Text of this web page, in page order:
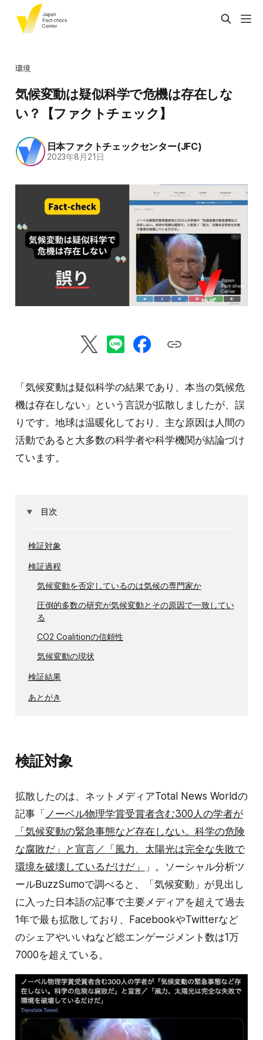
環境
気候変動は疑似科学で危機は存在しな
い？【ファクトチェック】
日本ファクトチェックセンター(JFC)
2023年8月21日
「気候変動は疑似科学の結果であり、本当の気候危
機は存在しない」という言説が拡散しましたが、誤
りです。地球は温暖化しており、主な原因は人間の
活動であると大多数の科学者や科学機関が結論づけ
ています。
目次
検証対象
検証過程
気候変動を否定しているのは気候の専門家か
圧倒的多数の研究が気候変動とその原因で一致してい
る
CO2 Coalitionの信頼性
気候変動の現状
検証結果
あとがき
検証対象
拡散したのは、ネットメディアTotal News Worldの
記事「 ノーベル物理学賞受賞者含む300人の学者が
「気候変動の緊急事態など存在しない。科学の危険
な腐敗だ」と宣言／「風力、太陽光は完全な失敗で
環境を破壊しているだけだ」
」。ソーシャル分析ツ
ールBuzzSumoで調べると、「気候変動」が見出し
に入った日本語の記事で主要メディアを超えて過去
1年で最も拡散しており、FacebookやTwitterなど
のシェアやいいねなど総エンゲージメント数は1万
7000を超えている。